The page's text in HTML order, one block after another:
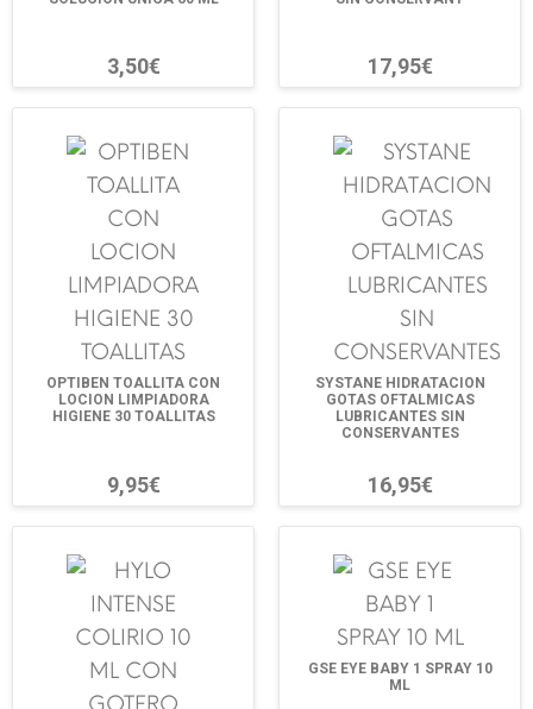
3,50€ 17,95€
OPTIBEN TOALLITA CON
LOCION LIMPIADORA
HIGIENE 30 TOALLITAS
9,95€
SYSTANE HIDRATACION
GOTAS OFTALMICAS
LUBRICANTES SIN
CONSERVANTES
16,95€
GSE EYE BABY 1 SPRAY 10
ML